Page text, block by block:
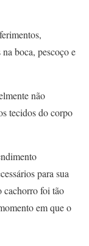
boca, pescoço e
não
tecidos do corpo
para sua
cachorro foi tão
em que o